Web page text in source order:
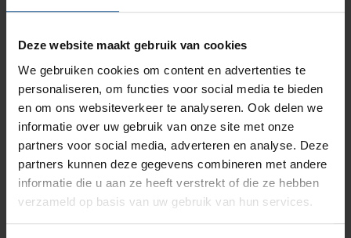
Deze website maakt gebruik van cookies
We gebruiken cookies om content en advertenties te
personaliseren, om functies voor social media te bieden
en om ons websiteverkeer te analyseren. Ook delen we
informatie over uw gebruik van onze site met onze
partners voor social media, adverteren en analyse. Deze
partners kunnen deze gegevens combineren met andere
informatie die u aan ze heeft verstrekt of die ze hebben
verzameld op basis van uw gebruik van hun services.
30
Accessoires
Naaldencontainer omdoos
Branche
Afvalinzamelaars, Laboratoria, Ziekenhuizen en klinieken,
Zorginstellingen
Breedte
212
Diepte
Branches
Solutions
RVS Werkplekinrichting
Productlijnen
Medische afvalverpakkingen
Infectiepreventie en hygiëne
Assortiment
Hammerlit
Septodry
Metro
Zarges
Contact
Ons team
Klantcases
Vacatures